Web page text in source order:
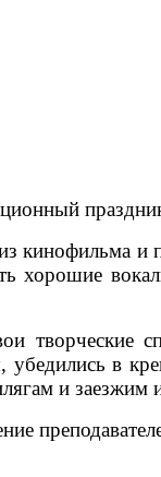
кинофильма и
хорошие
творческие
в
и